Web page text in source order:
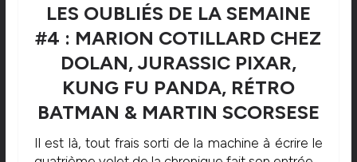
LES OUBLIÉS DE LA SEMAINE
#4 : MARION COTILLARD CHEZ
DOLAN, JURASSIC PIXAR,
KUNG FU PANDA, RÉTRO
BATMAN & MARTIN SCORSESE
Il est là, tout frais sorti de la machine à écrire le